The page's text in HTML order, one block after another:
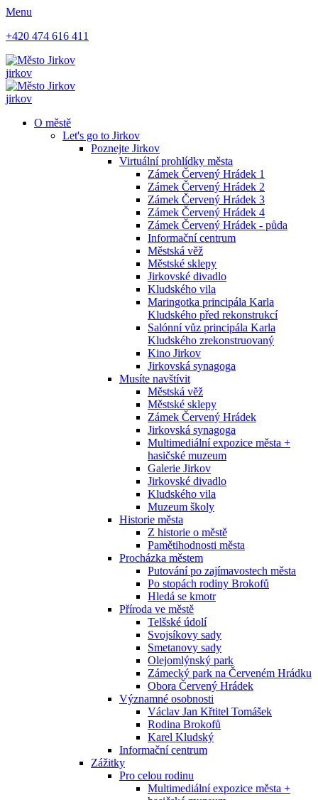
Menu
+420 474 616 411
jirkov
jirkov
O městě
Let's go to Jirkov
Poznejte Jirkov
Virtuální prohlídky města
Zámek Červený Hrádek 1
Zámek Červený Hrádek 2
Zámek Červený Hrádek 3
Zámek Červený Hrádek 4
Zámek Červený Hrádek - půda
Informační centrum
Městská věž
Městské sklepy
Jirkovské divadlo
Kludského vila
Maringotka principála Karla
Kludského před rekonstrukcí
Salónní vůz principála Karla
Kludského zrekonstruovaný
Kino Jirkov
Jirkovská synagoga
Musíte navštívit
Městská věž
Městské sklepy
Zámek Červený Hrádek
Jirkovská synagoga
Multimediální expozice města +
hasičské muzeum
Galerie Jirkov
Jirkovské divadlo
Kludského vila
Muzeum školy
Historie města
Z historie o městě
Pamětihodnosti města
Procházka městem
Putování po zajímavostech města
Po stopách rodiny Brokofů
Hledá se kmotr
Příroda ve městě
Telšské údolí
Svojsíkovy sady
Smetanovy sady
Olejomlýnský park
Zámecký park na Červeném Hrádku
Obora Červený Hrádek
Významné osobnosti
Václav Jan Křtitel Tomášek
Rodina Brokofů
Karel Kludský
Informační centrum
Zážitky
Pro celou rodinu
Multimediální expozice města +